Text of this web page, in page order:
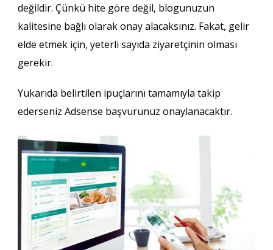
değildir. Çünkü hite göre değil, blogunuzun
kalitesine bağlı olarak onay alacaksınız. Fakat, gelir
elde etmek için, yeterli sayıda ziyaretçinin olması
gerekir.
Yukarıda belirtilen ipuçlarını tamamıyla takip
ederseniz Adsense başvurunuz onaylanacaktır.